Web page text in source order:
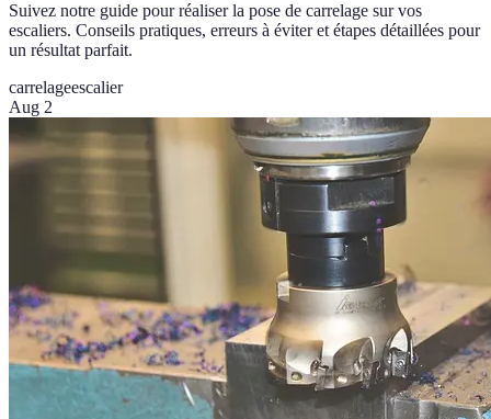
Suivez notre guide pour réaliser la pose de carrelage sur vos
escaliers. Conseils pratiques, erreurs à éviter et étapes détaillées pour
un résultat parfait.
carrelageescalier
Aug 2